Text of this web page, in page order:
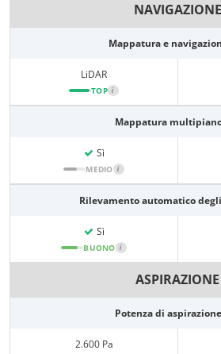
NAVIGAZIONE
Mappatura e
LiDAR
TOP i
Mappatura
Sì
MEDIO i
Rilevamento automatico
Sì
BUONO i
ASPIRAZIONE
Potenza di aspirazione
2.600 Pa